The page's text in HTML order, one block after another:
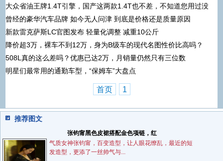
大众省油王牌1.4T引擎，国产这两款1.4T也不差，不知道您用过没
曾经的豪华汽车品牌 如今无人问津 到底是价格还是质量原因
新款雷克萨斯LC官图发布 轻量化调整 减重10公斤
降价超3万，裸车不到12万，身为B级车的现代名图性价比高吗？
508L真的这么差吗？优惠已达2万，月销量仍然只有三位数
明星们最常用的通勤车型，“保姆车”大盘点
首页 1
推荐图文
张钧甯黑色皮裙搭配金色项链，红
气质女神张钧甯，百变造型，让人眼花缭乱，最近的短
发造型，更添了一丝帅气与...